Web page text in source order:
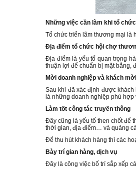
Những việc cần làm khi tổ
Tổ chức triển lãm thương mại là
Địa điểm tổ chức hội chợ
Địa điểm là yếu tố quan trọng
thuận lợi để chuẩn bị mặt bằng,
Mời doanh nghiệp và khách mời
Sau khi đã xác định được
là những doanh nghiệp phù
Làm tốt công tác truyền thông
Đây cũng là yếu tố then chốt để
thời gian, địa điểm… và quảng
Để thu hút khách hàng thì các
Bày trí gian hàng, dịch vụ
Đây là công việc bố trí sắp xếp